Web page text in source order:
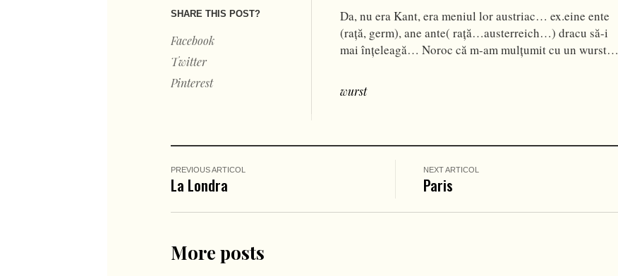
SHARE THIS POST?
Facebook
Twitter
Pinterest
Da, nu era Kant, era meniul lor austriac… ex.eine ente
(raţă, germ), ane ante( raţă…austerreich…) dracu să-i
mai înţeleagă… Noroc că m-am mulţumit cu un wurst…
wurst
PREVIOUS ARTICOL
La Londra
NEXT ARTICOL
Paris
More posts